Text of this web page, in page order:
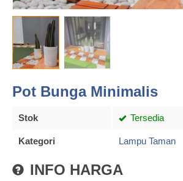
Pot Bunga Minimalis
Stok Tersedia
Kategori Lampu Taman
INFO HARGA